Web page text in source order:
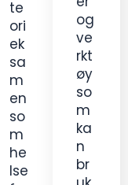
te
ori
ek
sa
m
en
so
m
he
lse
og
ve
rkt
øy
so
m
ka
n
br